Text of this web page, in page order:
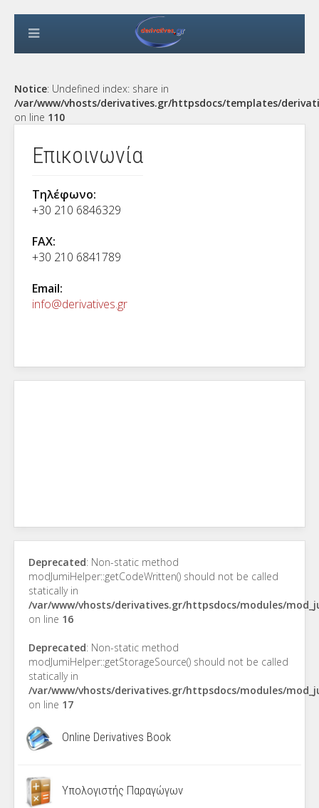
Notice: Undefined index: share in
/var/www/vhosts/derivatives.gr/httpsdocs/templates/
on line 110
Επικοινωνία
Τηλέφωνο:
+30 210 6846329
FAX:
+30 210 6841789
Email:
info@derivatives.gr
Deprecated: Non-static method
modJumiHelper::getCodeWritten() should not be called
statically in
/var/www/vhosts/derivatives.gr/httpsdocs/modules/
on line 16
Deprecated: Non-static method
modJumiHelper::getStorageSource() should not be called
statically in
/var/www/vhosts/derivatives.gr/httpsdocs/modules/
on line 17
Online Derivatives Book
Υπολογιστής Παραγώγων